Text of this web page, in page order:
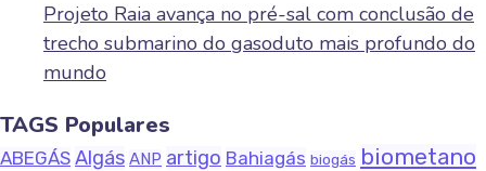
Projeto Raia avança no pré-sal com conclusão de
trecho submarino do gasoduto mais profundo do
mundo
TAGS Populares
ABEGÁS Algás ANP artigo Bahiagás biogás biometano